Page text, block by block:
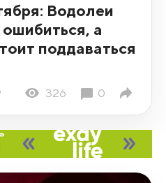
Водолеи
а
поддаваться
326 0